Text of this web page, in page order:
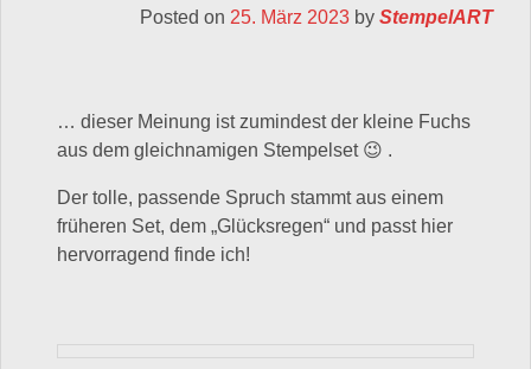
Posted on 25. März 2023 by StempelART
… dieser Meinung ist zumindest der kleine Fuchs
aus dem gleichnamigen Stempelset 😉 .
Der tolle, passende Spruch stammt aus einem
früheren Set, dem „Glücksregen“ und passt hier
hervorragend finde ich!